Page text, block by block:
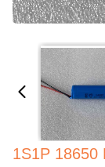
1S1P 18650